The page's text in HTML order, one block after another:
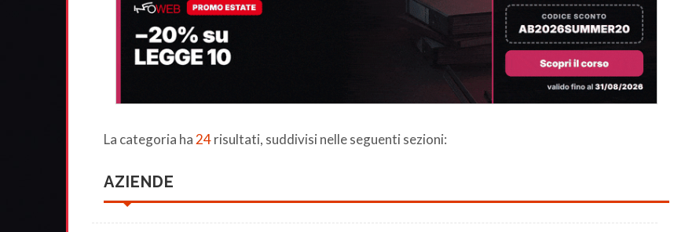
La categoria ha 24risultati, suddivisi nelle seguenti sezioni:
AZIENDE